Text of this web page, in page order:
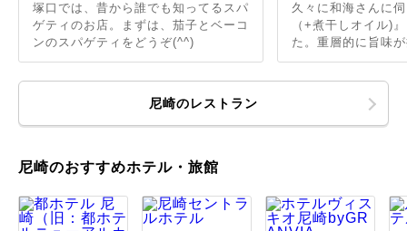
塚口では、昔から誰でも知ってるスパ
ゲティのお店。まずは、茄子とベーコ
ンのスパゲティをどうぞ(^^)
久々に和海さんに
（+煮干しオイル)
た。重層的に旨味
尼崎のレストラン
尼崎のおすすめホテル・旅館